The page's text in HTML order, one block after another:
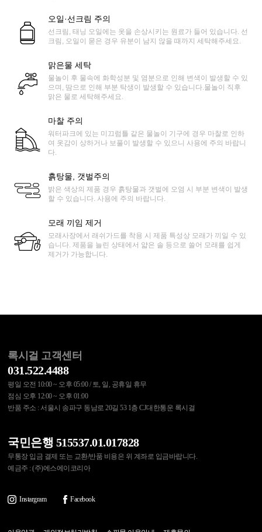
오일·선크림 주의
선크림, 태닝 오일에는 옷을 손상시키는 원료가 들어 있습니다. 선
크림, 오일이 묻은 경우 유분이 남지 않을 때까지 세탁해주세요.
맑은물 세탁
물놀이 후 물속에 화학성분 및 염분으로 인해 변색이 발생할 수 있
으며, 땀으로 인해 부분 탁생이 발생할 수 있습니다.물놀이 직후
맑은 물로 세탁해주세요.
마찰 주의
워터파크에 있는 미끄럼틀 같은 물놀이 기구에 경우 마찰로 인하
여 옷감이 상하거나 보풀이 발생할 수 있으니 사용에 주의 바랍니
다.
흙탕물, 갯벌주의
밝은 색상의 제품 경우 흙탕물과 갯벌에 오염 시 부분 변색이 발생
할 수 있습니다. 사용에 주의 바랍니다.
모래 끼임 제거
모래사장에서 래쉬가드를 착용 시 제품 특성상 모래가 끼일 수 있
습니다. 제품을 늘린 상태에서 얇은 솔 등으로 쓸어 모래를 쉽게
제거가 가능합니다.
록시걸 고객센터
031.522.4488
평일 오전 10:00 ~ 오후 05:00 / 토, 일, 공휴일 휴무
점심 오후 12:00 ~ 오후 01:00
반품 주소 : 서울시 송파구 동남로 20길 53 1층 CJ대한통운 록시걸
국민은행 515537.01.017828
무통장 입금 결제 또는 교환/반품 비용은 위 계좌로 입금바랍니다.
예금주 : (주)에스에이코리아
Instargram Facebook